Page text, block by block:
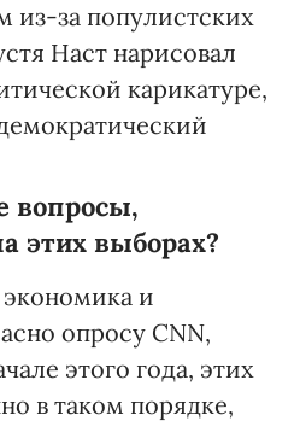
из-за популистских
Наст нарисовал
карикатуре,
вопросы,
этих выборах?
и
опросу CNN,
этого года, этих
в таком порядке,